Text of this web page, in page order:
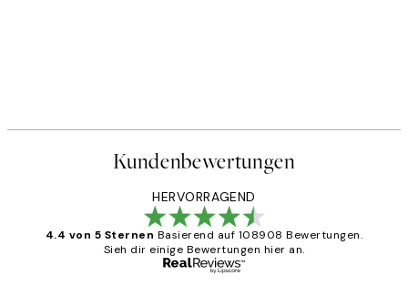
Kundenbewertungen
HERVORRAGEND
4.4 von 5 Sternen Basierend auf 108908 Bewertungen.
Sieh dir einige Bewertungen hier an.